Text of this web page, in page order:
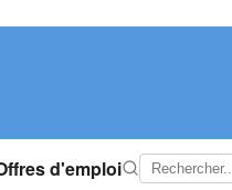
d'emploi